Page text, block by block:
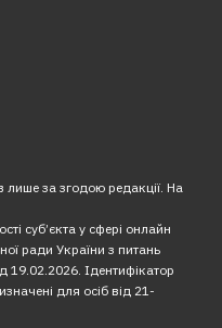
лише за згодою редакції. На
суб’єкта у сфері онлайн
ради України з питань
19.02.2026. Ідентифікатор
для осіб від 21-